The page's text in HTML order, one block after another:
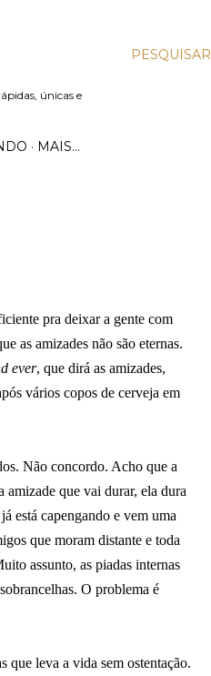
PESQUISAR
únicas e
MAIS…
pra deixar a gente com
as amizades não são eternas.
ever, que dirá as amizades,
vários copos de cerveja em
Não concordo. Acho que a
amizade que vai durar, ela dura
está capengando e vem uma
que moram distante e toda
assunto, as piadas internas
O problema é
que leva a vida sem ostentação.